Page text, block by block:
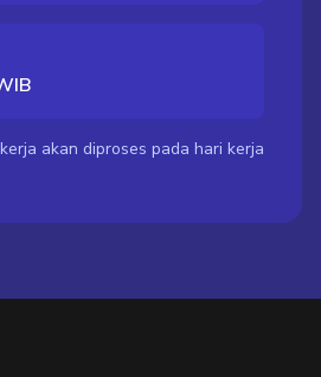
akan diproses pada hari kerja